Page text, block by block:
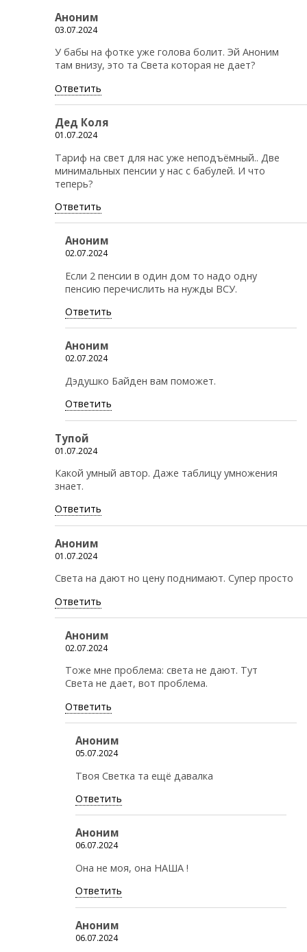
Аноним
03.07.2024
У бабы на фотке уже голова болит. Эй Аноним
там внизу, это та Света которая не дает?
Ответить
Дед Коля
01.07.2024
Тариф на свет для нас уже неподъёмный.. Две
минимальных пенсии у нас с бабулей. И что
теперь?
Ответить
Аноним
02.07.2024
Если 2 пенсии в один дом то надо одну
пенсию перечислить на нужды ВСУ.
Ответить
Аноним
02.07.2024
Дэдушко Байден вам поможет.
Ответить
Тупой
01.07.2024
Какой умный автор. Даже таблицу умножения
знает.
Ответить
Аноним
01.07.2024
Света на дают но цену поднимают. Супер просто
Ответить
Аноним
02.07.2024
Тоже мне проблема: света не дают. Тут
Света не дает, вот проблема.
Ответить
Аноним
05.07.2024
Твоя Светка та ещё давалка
Ответить
Аноним
06.07.2024
Она не моя, она НАША !
Ответить
Аноним
06.07.2024